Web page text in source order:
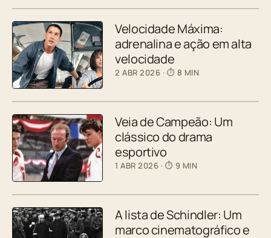
Velocidade Máxima:
adrenalina e ação em alta
velocidade
2 ABR 2026 · ⏱ 8 MIN
Veia de Campeão: Um
clássico do drama
esportivo
1 ABR 2026 · ⏱ 9 MIN
A lista de Schindler: Um
marco cinematográfico e